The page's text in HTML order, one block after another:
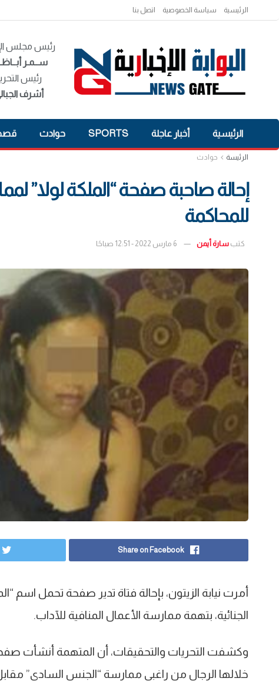
الرئيسية سياسة الخصوصية اتصل بنا
رئيس مجلس
ســمـر
رئيس
أشرف
الرئيسية أخبار عاجلة SPORTS حوادث
الرئيسة حوادث
إحالة صاحبة صفحة “الملكة لولا”
للمحاكمة
كتب سارة أيمن 6 مارس 2022 - 12:51 صباحًا
Share on Facebook
أمرت نيابة الزيتون، بإحالة فتاة تدير صفحة تحمل اسم
الجنائية، بتهمة ممارسة الأعمال المنافية للآداب.
وكشفت التحريات والتحقيقات، أن المتهمة أنشأت
خلالها الرجال من راغبى ممارسة “الجنس السادى”